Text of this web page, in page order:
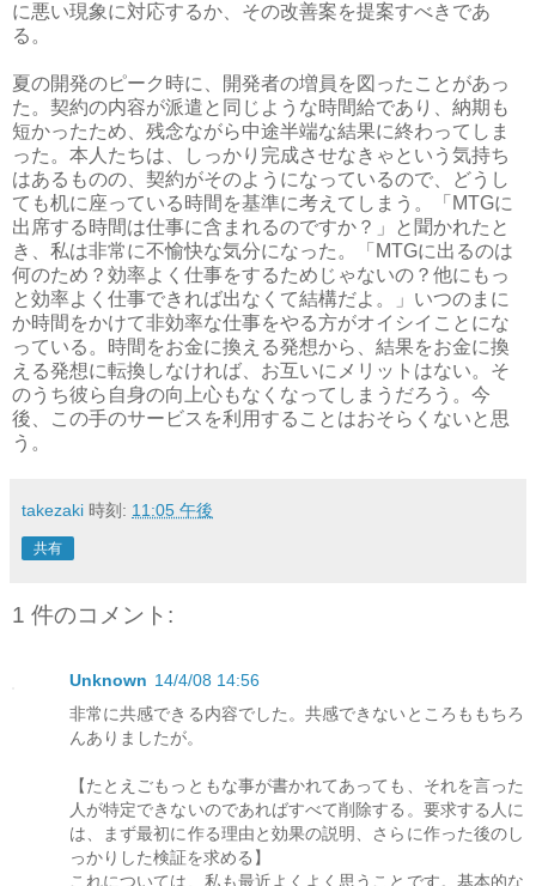
に悪い現象に対応するか、その改善案を提案すべきであ
る。
夏の開発のピーク時に、開発者の増員を図ったことがあっ
た。契約の内容が派遣と同じような時間給であり、納期も
短かったため、残念ながら中途半端な結果に終わってしま
った。本人たちは、しっかり完成させなきゃという気持ち
はあるものの、契約がそのようになっているので、どうし
ても机に座っている時間を基準に考えてしまう。「MTGに
出席する時間は仕事に含まれるのですか？」と聞かれたと
き、私は非常に不愉快な気分になった。「MTGに出るのは
何のため？効率よく仕事をするためじゃないの？他にもっ
と効率よく仕事できれば出なくて結構だよ。」いつのまに
か時間をかけて非効率な仕事をやる方がオイシイことにな
っている。時間をお金に換える発想から、結果をお金に換
える発想に転換しなければ、お互いにメリットはない。そ
のうち彼ら自身の向上心もなくなってしまうだろう。今
後、この手のサービスを利用することはおそらくないと思
う。
takezaki 時刻: 11:05 午後
共有
1 件のコメント:
Unknown 14/4/08 14:56
非常に共感できる内容でした。共感できないところももちろ
んありましたが。
【たとえごもっともな事が書かれてあっても、それを言った
人が特定できないのであればすべて削除する。要求する人に
は、まず最初に作る理由と効果の説明、さらに作った後のし
っかりした検証を求める】
これについては、私も最近よくよく思うことです。基本的な